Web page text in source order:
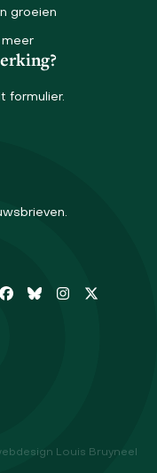
groeien
meer
formulier.
Facebook
BlueskyInstagram
Twitter
Louis Bruyneel